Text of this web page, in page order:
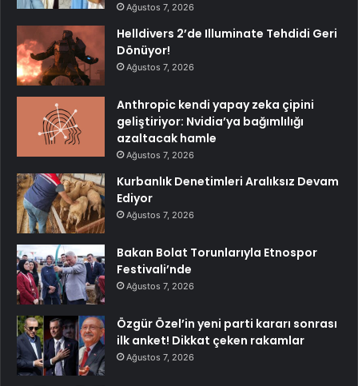
Ağustos 7, 2026
Helldivers 2’de Illuminate Tehdidi Geri
Dönüyor!
Ağustos 7, 2026
Anthropic kendi yapay zeka çipini
geliştiriyor: Nvidia’ya bağımlılığı
azaltacak hamle
Ağustos 7, 2026
Kurbanlık Denetimleri Aralıksız Devam
Ediyor
Ağustos 7, 2026
Bakan Bolat Torunlarıyla Etnospor
Festivali’nde
Ağustos 7, 2026
Özgür Özel’in yeni parti kararı sonrası
ilk anket! Dikkat çeken rakamlar
Ağustos 7, 2026